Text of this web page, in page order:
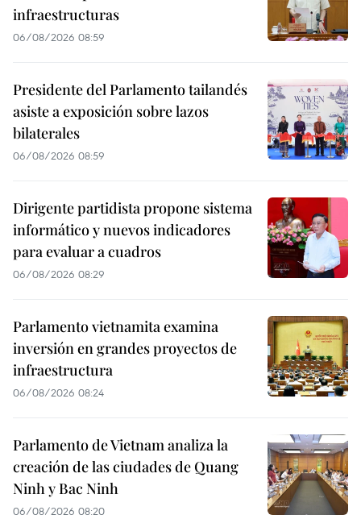
infraestructuras
06/08/2026 08:59
Presidente del Parlamento tailandés
asiste a exposición sobre lazos
bilaterales
06/08/2026 08:59
Dirigente partidista propone sistema
informático y nuevos indicadores
para evaluar a cuadros
06/08/2026 08:29
Parlamento vietnamita examina
inversión en grandes proyectos de
infraestructura
06/08/2026 08:24
Parlamento de Vietnam analiza la
creación de las ciudades de Quang
Ninh y Bac Ninh
06/08/2026 08:20